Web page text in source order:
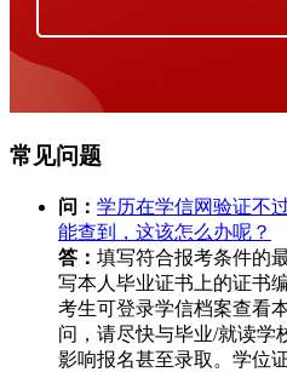
常见问题
问： 学历在学信网验证不
能查到，这该怎么办呢？
答： 填写符合报考条件的
写本人毕业证书上的证书
考生可登录学信档案查看
问，请尽快与毕业/就读学
影响报名甚至录取。学位